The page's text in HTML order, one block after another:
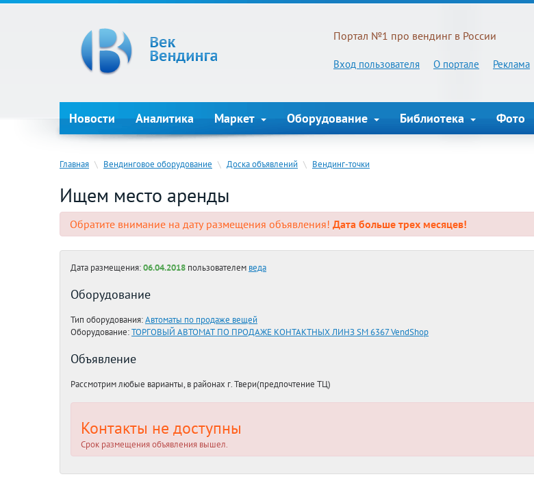
Портал №1 про вендинг в России
Вход пользователя О портале Реклама
Новости Аналитика Маркет Оборудование Библиотека Фото
Главная \ Вендинговое оборудование \ Доска объявлений \ Вендинг-точки
Ищем место аренды
Обратите внимание на дату размещения объявления! Дата больше трех месяцев!
Дата размещения:06.04.2018 пользователем веда
Оборудование
Тип оборудования:Автоматы по продаже вещей
Оборудование:ТОРГОВЫЙ АВТОМАТ ПО ПРОДАЖЕ КОНТАКТНЫХ ЛИНЗ SM 6367 VendShop
Объявление
Рассмотрим любые варианты, в районах г. Твери(предпочтение ТЦ)
Контакты не доступны
Срок размещения объявления вышел.